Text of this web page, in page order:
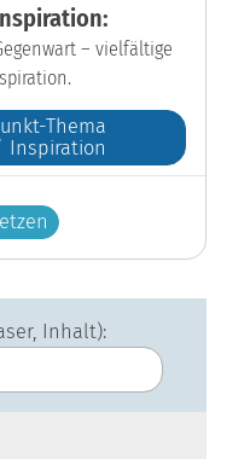
– vielfältige
Thema
Inspiration
Inhalt):